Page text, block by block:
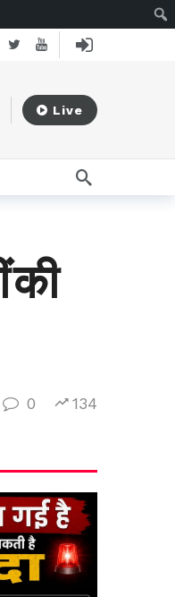
सर्जरी और विशेषज्ञ उपचार से बची
Live
की
0 134